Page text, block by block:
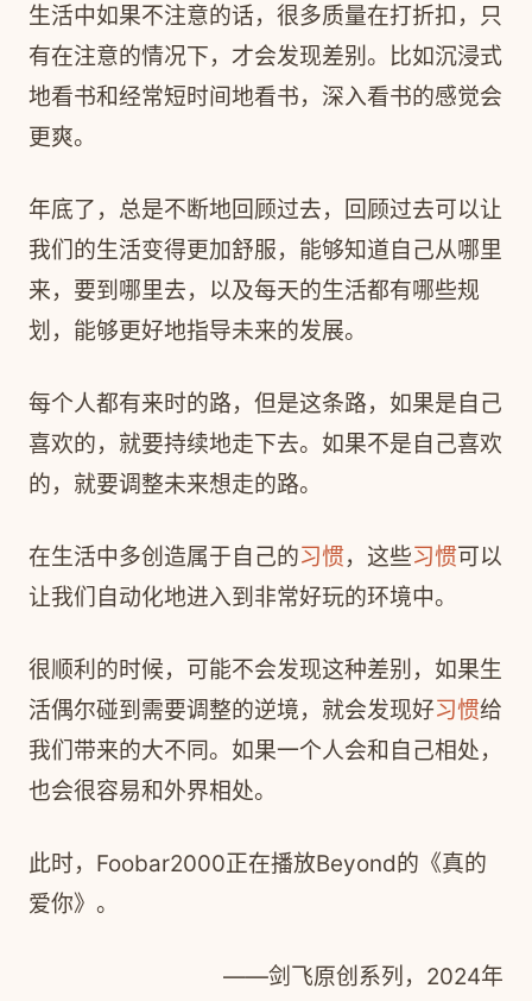
生活中如果不注意的话，很多质量在打折扣，只
有在注意的情况下，才会发现差别。比如沉浸式
地看书和经常短时间地看书，深入看书的感觉会
更爽。
年底了，总是不断地回顾过去，回顾过去可以让
我们的生活变得更加舒服，能够知道自己从哪里
来，要到哪里去，以及每天的生活都有哪些规
划，能够更好地指导未来的发展。
每个人都有来时的路，但是这条路，如果是自己
喜欢的，就要持续地走下去。如果不是自己喜欢
的，就要调整未来想走的路。
在生活中多创造属于自己的习惯，这些习惯可以
让我们自动化地进入到非常好玩的环境中。
很顺利的时候，可能不会发现这种差别，如果生
活偶尔碰到需要调整的逆境，就会发现好习惯给
我们带来的大不同。如果一个人会和自己相处，
也会很容易和外界相处。
此时，Foobar2000正在播放Beyond的《真的
爱你》。
——剑飞原创系列，2024年